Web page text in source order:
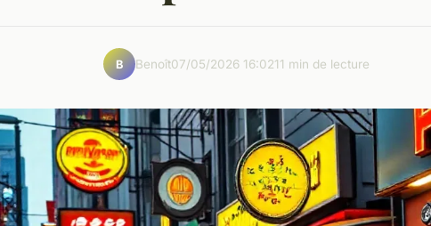
B Benoît07/05/2026 16:0211 min de lecture